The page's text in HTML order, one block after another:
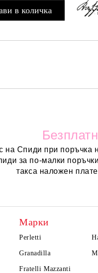
Безплатн
на Спиди при поръчка
за по-малки
такса наложен
Марки
Perletti
Granadilla
Fratelli Mazzanti